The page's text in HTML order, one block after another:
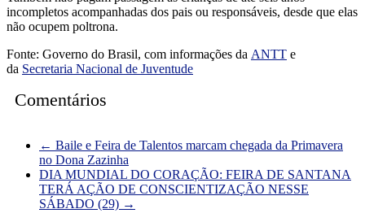
incompletos acompanhadas dos pais ou responsáveis, desde que elas
não ocupem poltrona.
Fonte: Governo do Brasil, com informações da ANTT e
da Secretaria Nacional de Juventude
Comentários
← Baile e Feira de Talentos marcam chegada da Primavera
no Dona Zazinha
DIA MUNDIAL DO CORAÇÃO: FEIRA DE SANTANA
TERÁ AÇÃO DE CONSCIENTIZAÇÃO NESSE
SÁBADO (29) →